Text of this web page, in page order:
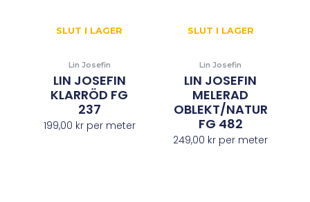
SLUT I LAGER
Lin Josefin
LIN JOSEFIN
KLARRÖD FG
237
199,00 krper meter
SLUT I LAGER
Lin Josefin
LIN JOSEFIN
MELERAD
OBLEKT/NATUR
FG 482
249,00 kr per meter